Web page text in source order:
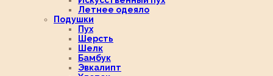
Летнее одеяло
Подушки
Пух
Шерсть
Шелк
Бамбук
Эвкалипт